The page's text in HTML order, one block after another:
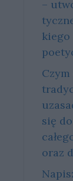
–
kie­go
się
oraz